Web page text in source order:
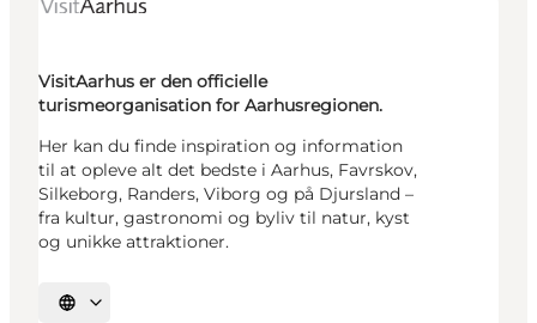
VisitAarhus er den officielle
turismeorganisation for Aarhusregionen.
Her kan du finde inspiration og information
til at opleve alt det bedste i Aarhus, Favrskov,
Silkeborg, Randers, Viborg og på Djursland –
fra kultur, gastronomi og byliv til natur, kyst
og unikke attraktioner.
Vælg sprog